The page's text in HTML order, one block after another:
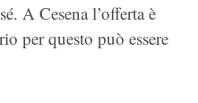
A Cesena l’offerta è
per questo può essere